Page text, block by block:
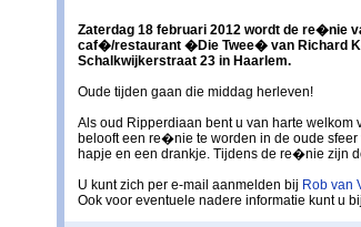
Zaterdag 18 februari 2012 wordt de re�nie
caf�/restaurant �Die Twee� van Richard
Schalkwijkerstraat 23 in Haarlem.
Oude tijden gaan die middag herleven!
Als oud Ripperdiaan bent u van harte welkom
belooft een re�nie te worden in de oude
hapje en een drankje. Tijdens de re�nie zijn
U kunt zich per e-mail aanmelden bij Rob van
Ook voor eventuele nadere informatie kunt u